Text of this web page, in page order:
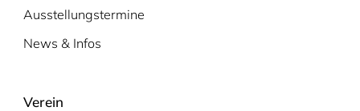
Ausstellungstermine
News & Infos
Verein